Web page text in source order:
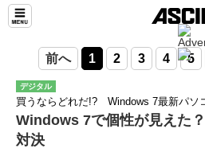
前へ 1 2 3 4 5
デジタル
買うならどれだ!? Windows 7最新パソ
Windows 7で個性が見えた
対決